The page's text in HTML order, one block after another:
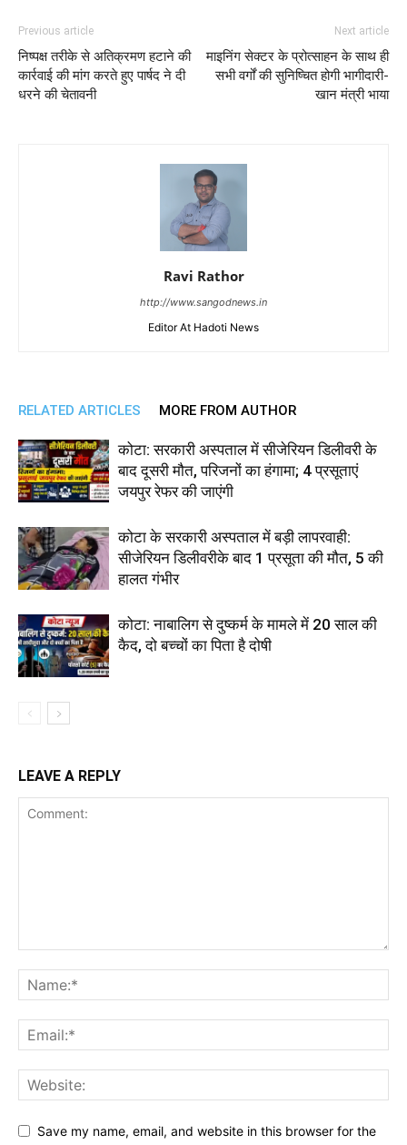
Previous article
निष्पक्ष तरीके से अतिक्रमण हटाने की
कार्रवाई की मांग करते हुए पार्षद ने दी
धरने की चेतावनी
Next article
माइनिंग सेक्टर के प्रोत्साहन के साथ ही
सभी वर्गों की सुनिष्चित होगी भागीदारी-
खान मंत्री भाया
Ravi Rathor
http://www.sangodnews.in
Editor At Hadoti News
RELATED ARTICLES MORE FROM AUTHOR
कोटा: सरकारी अस्पताल में सीजेरियन डिलीवरी के
बाद दूसरी मौत, परिजनों का हंगामा; 4 प्रसूताएं
जयपुर रेफर की जाएंगी
कोटा के सरकारी अस्पताल में बड़ी लापरवाही:
सीजेरियन डिलीवरीके बाद 1 प्रसूता की मौत, 5 की
हालत गंभीर
कोटा: नाबालिग से दुष्कर्म के मामले में 20 साल की
कैद, दो बच्चों का पिता है दोषी
LEAVE A REPLY
Save my name, email, and website in this browser for the